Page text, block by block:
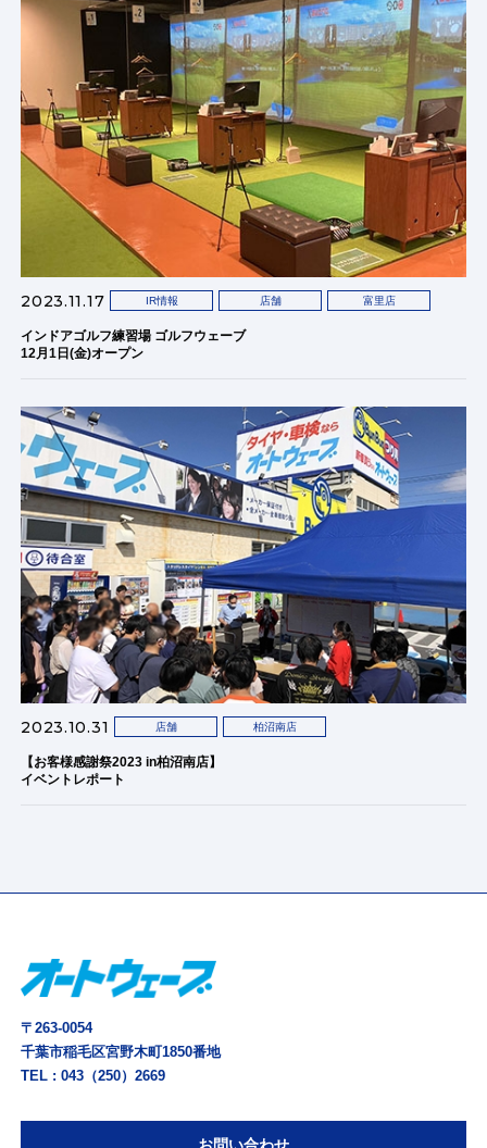
2023.11.17 IR情報 店舗 富里店
インドアゴルフ練習場 ゴルフウェーブ
12月1日(金)オープン
2023.10.31 店舗 柏沼南店
【お客様感謝祭2023 in柏沼南店】
イベントレポート
〒263-0054
千葉市稲毛区宮野木町1850番地
TEL :043（250）2669